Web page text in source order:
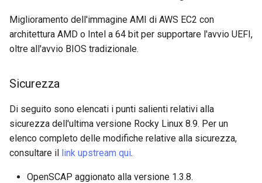
Miglioramento dell'immagine AMI di AWS EC2 con
architettura AMD o Intel a 64 bit per supportare l'avvio UEFI,
oltre all'avvio BIOS tradizionale.
Sicurezza
Di seguito sono elencati i punti salienti relativi alla
sicurezza dell'ultima versione Rocky Linux 8.9. Per un
elenco completo delle modifiche relative alla sicurezza,
consultare il link upstream qui.
OpenSCAP aggionato alla versione 1.3.8.